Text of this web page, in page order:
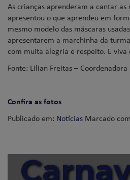
As crianças aprenderam a cantar
apresentou o que aprendeu em
mesmo modelo das máscaras
apresentarem a marchinha da
com muita alegria e respeito. E viva
Fonte: Lilian Freitas –
Confira as fotos
Publicado em: Notícias Marcado